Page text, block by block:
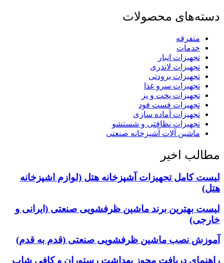
دسته‌های محصولات
متفرقه
خدمات
تجهیزات انبار
تجهیزات لاندری
تجهیزات برودتی
تجهیزات سرو غذا
تجهیزات پخت و پز
تجهیزات فست فود
تجهیزات آماده سازی
تجهیزات نظافتی و شستشو
ماشین آلات آشپزخانه صنعتی
مطالب اخیر
لیست کامل تجهیزات آشپزخانه هتل (لوازم اشپزخانه
هتل)
لیست بهترین برند ماشین ظرفشویی صنعتی (ایرانی و
خارجی)
آموزش نصب ماشین ظرفشویی صنعتی (قدم به قدم)
راهنمای دریافت مجوز بهداشت رستوران و کافی شاپ